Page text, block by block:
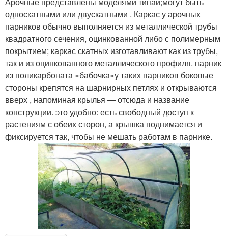
односкатными или двускатными . Каркас у арочных
парников обычно выполняется из металлической трубы
квадратного сечения, оцинкованной либо с полимерным
покрытием; каркас скатных изготавливают как из трубы,
так и из оцинкованного металлического профиля. парник
из поликарбоната «бабочка»у таких парников боковые
стороны крепятся на шарнирных петлях и открываются
вверх , напоминая крылья — отсюда и название
конструкции. это удобно: есть свободный доступ к
растениям с обеих сторон, а крышка поднимается и
фиксируется так, чтобы не мешать работам в парнике.